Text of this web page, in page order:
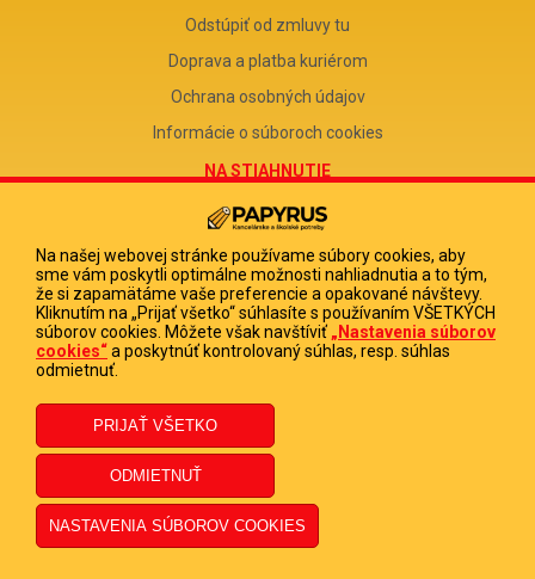
Odstúpiť od zmluvy tu
Doprava a platba kuriérom
Ochrana osobných údajov
Informácie o súboroch cookies
NA STIAHNUTIE
Reklamačný formulár
Odstúpenie od zmluvy
Poučenie o odstúpení od zmluvy
FIRMA
PAPYRUS POPRAD, s.r.o.
DIČ 2020513880
IČ DPH SK2020513880
© 2023 PAPYRUS POPRAD s.r.o., Všetky práva vyhradené.
Na našej webovej stránke používame súbory cookies, aby
sme vám poskytli optimálne možnosti nahliadnutia a to tým,
že si zapamätáme vaše preferencie a opakované návštevy.
Kliknutím na „Prijať všetko“ súhlasíte s používaním VŠETKÝCH
súborov cookies. Môžete však navštíviť „Nastavenia súborov
cookies“a poskytnúť kontrolovaný súhlas, resp. súhlas
odmietnuť.